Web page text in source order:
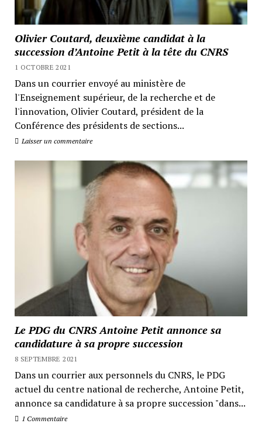
Olivier Coutard, deuxième candidat à la
succession d’Antoine Petit à la tête du CNRS
1 OCTOBRE 2021
Dans un courrier envoyé au ministère de
l'Enseignement supérieur, de la recherche et de
l'innovation, Olivier Coutard, président de la
Conférence des présidents de sections...
Laisser un commentaire
Le PDG du CNRS Antoine Petit annonce sa
candidature à sa propre succession
8 SEPTEMBRE 2021
Dans un courrier aux personnels du CNRS, le PDG
actuel du centre national de recherche, Antoine Petit,
annonce sa candidature à sa propre succession "dans...
1 Commentaire